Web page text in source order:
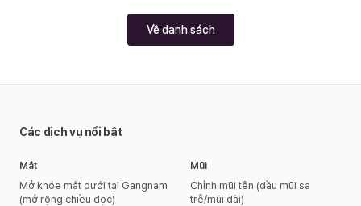
Về danh sách
Các dịch vụ nổi bật
Mắt
Mở khóe mắt dưới tại Gangnam
(mở rộng chiều dọc)
Mũi
Chỉnh mũi tên (đầu mũi sa
trễ/mũi dài)